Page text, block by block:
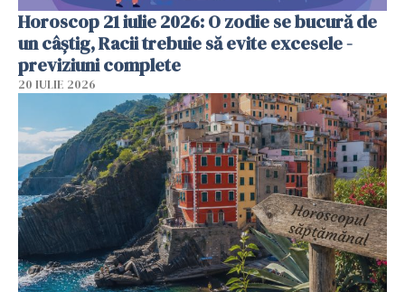
Horoscop 21 iulie 2026: O zodie se bucură de
un câștig, Racii trebuie să evite excesele -
previziuni complete
20 IULIE 2026